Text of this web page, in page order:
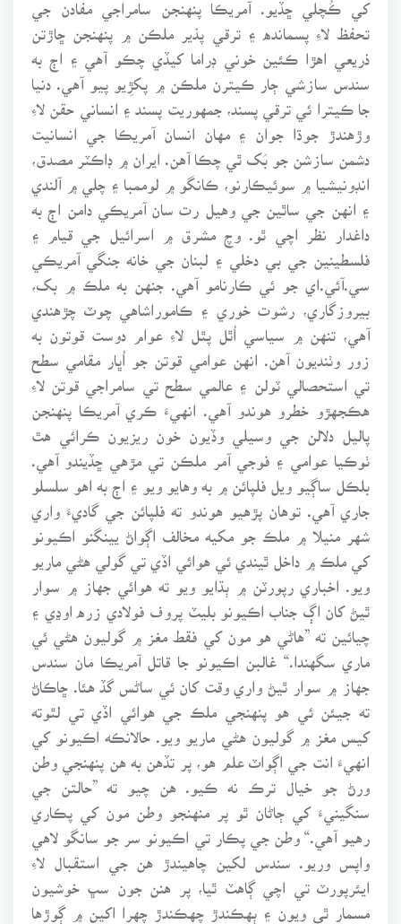
تحفظ لاءِ پسمانده ۽ ترقي پذير ملڪن ۾ پنهنجن ڇاڙتن
ذريعي اهڙا ڪئين خوني ڊراما کيڏي چڪو آهي ۽ اڄ به
سندس سازشي ڄار ڪيترن ملڪن ۾ پکڙِيو پيو آهي. دنيا
جا ڪيترا ئي ترقي پسند، جمهوريت پسند ۽ انساني حقن لاءِ
وڙهندڙ جوڌا جوان ۽ مهان انسان آمريڪا جي انسانيت
دشمن سازشن جو بَک ٿي چڪا آهن. ايران ۾ ڊاڪٽر مصدق،
انڊونيشيا ۾ سوئيڪارنو، ڪانگو ۾ لوممبا ۽ چلي ۾ آلندي
۽ انهن جي ساٿين جي وهيل رت سان آمريڪي دامن اڄ به
داغدار نظر اچي ٿو. وچ مشرق ۾ اسرائيل جي قيام ۽
فلسطينين جي بي دخلي ۽ لبنان جي خانه جنگي آمريڪي
سي.آئي.اي جو ئي ڪارنامو آهي. جنهن به ملڪ ۾ بک،
بيروزگاري، رشوت خوري ۽ ڪاموراشاهي چوٽ چڙهندي
آهي، تنهن ۾ سياسي اُٿل پٿل لاءِ عوام دوست قوتون به
زور وٺنديون آهن. انهن عوامي قوتن جو اُڀار مقامي سطح
تي استحصالي ٽولن ۽ عالمي سطح تي سامراجي قوتن لاءِ
هڪجهڙو خطرو هوندو آهي. انهيءَ ڪري آمريڪا پنهنجن
پاليل دلالن جي وسيلي وڏيون خون ريزيون ڪرائي هٿ
ٺوڪيا عوامي ۽ فوجي آمر ملڪن تي مڙهي ڇڏيندو آهي.
بلڪل ساڳيو ويل فلپائن ۾ به وهايو ويو ۽ اڄ به اهو سلسلو
جاري آهي. توهان پڙهيو هوندو ته فلپائن جي گاديءَ واري
شهر منيلا ۾ ملڪ جو مکيه مخالف اڳواڻ يينگنو اڪيونو
کي ملڪ ۾ داخل ٿيندي ئي هوائي اڏي تي گولي هڻي ماريو
ويو. اخباري رپورٽن ۾ ٻڌايو ويو ته هوائي جهاز ۾ سوار
ٿيڻ کان اڳ جناب اڪيونو بليٽ پروف فولادي زره اوڍي ۽
چيائين ته ”هاڻي هو مون کي فقط مغز ۾ گوليون هڻي ئي
ماري سگهندا.“ غالبن اڪيونو جا قاتل آمريڪا مان سندس
جهاز ۾ سوار ٿيڻ واري وقت کان ئي ساڻس گڏ هئا. ڇاڪاڻ
ته جيئن ئي هو پنهنجي ملڪ جي هوائي اڏي تي لٿوته
کيس مغز ۾ گوليون هڻي ماريو ويو. حالانڪه اڪيونو کي
انهيءَ انت جي اڳواٽ علم هو، پر تڏهن به هن پنهنجي وطن
ورڻ جو خيال ترڪ نه ڪيو. هن چيو ته ”حالتن جي
سنگينيءَ کي ڄاڻان ٿو پر منهنجو وطن مون کي پڪاري
رهيو آهي.“ وطن جي پڪار تي اڪيونو سر جو سانگو لاهي
واپس وريو. سندس لکين چاهيندڙ هن جي استقبال لاءِ
ايئرپورٽ تي اچي ڳاهٽ ٿيا، پر هنن جون سڀ خوشيون
مسمار ٿي ويون ۽ ٻهڪندڙ چهڪندڙ چهرا اکين ۾ ڳوڙها